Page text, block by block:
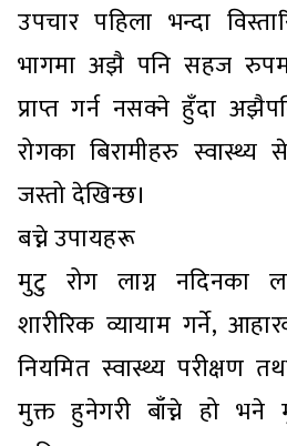
उपचार पहिला भन्दा
भागमा अझै पनि सहज
प्राप्त गर्न नसक्ने हुँदा
रोगका बिरामीहरु स्वास्थ्य
जस्तो देखिन्छ।
बच्ने उपायहरू
मुटु रोग लाग्न नदिनका
शारीरिक व्यायाम गर्ने,
नियमित स्वास्थ्य परीक्षण
मुक्त हुनेगरी बाँच्ने हो भने